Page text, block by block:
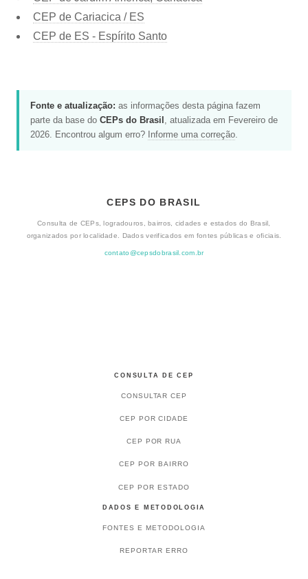
CEP de Cariacica / ES
CEP de ES - Espírito Santo
Fonte e atualização: as informações desta página fazem
parte da base do CEPs do Brasil , atualizada em Fevereiro de
2026. Encontrou algum erro? Informe uma correção.
CEPS DO BRASIL
Consulta de CEPs, logradouros, bairros, cidades e estados do Brasil,
organizados por localidade. Dados verificados em fontes públicas e oficiais.
contato@cepsdobrasil.com.br
CONSULTA DE CEP
CONSULTAR CEP
CEP POR CIDADE
CEP POR RUA
CEP POR BAIRRO
CEP POR ESTADO
DADOS E METODOLOGIA
FONTES E METODOLOGIA
REPORTAR ERRO